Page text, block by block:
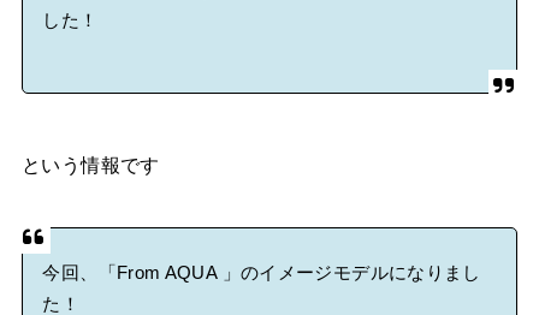
した！
という情報です
今回、「From AQUA 」のイメージモデルになりまし
た！